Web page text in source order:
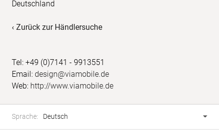
Deutschland
‹ Zurück zur Händlersuche
Tel: +49 (0)7141 - 9913551
Email: design@viamobile.de
Web: http://www.viamobile.de
Sprache: Deutsch